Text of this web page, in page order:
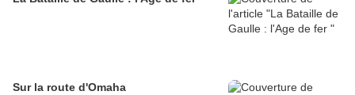
Sur la route d'Omaha